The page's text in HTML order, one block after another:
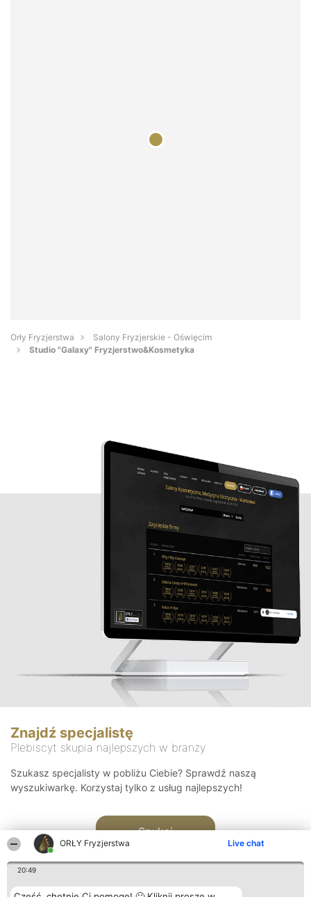
ORŁY Fryzjerstwa Live chat
20:49
Orły Fryzjerstwa
Salony Fryzjerskie - Oświęcim
Studio "Galaxy" Fryzjerstwo&Kosmetyka
Znajdź specjalistę
Plebiscyt skupia najlepszych w branży
Szukasz specjalisty w pobliżu Ciebie? Sprawdź naszą
wyszukiwarkę. Korzystaj tylko z usług najlepszych!
Szukaj